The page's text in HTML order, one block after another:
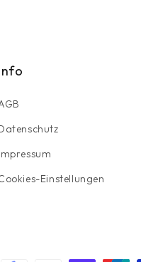
Einstellungen